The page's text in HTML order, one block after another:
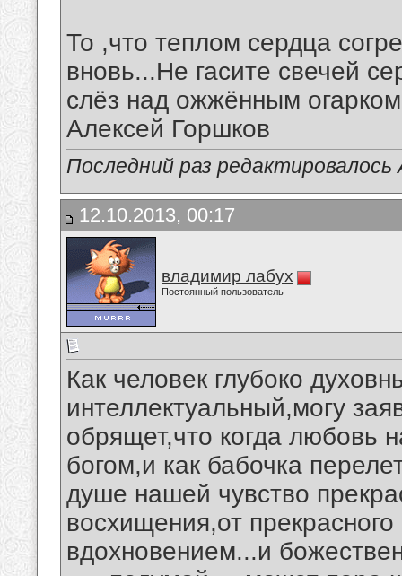
То ,что теплом сердца
вновь...Не гасите свечей
слёз над ожжённым
Алексей Горшков
Последний раз
12.10.2013, 00:17
владимир лабух
Постоянный пользователь
Как человек глубоко
интеллектуальный,могу
обрящет,что когда любовь
богом,и как бабочка
душе нашей чувство
восхищения,от
вдохновением...и